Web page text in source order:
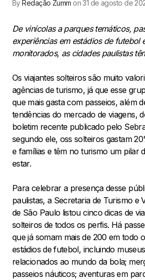
ByRedação Zumm on 31 de agosto de
De vinícolas a parques temáticos,
experiências em estádios de futebol
monitorados, as cidades paulistas
Os viajantes solteiros são muito
agências de turismo, já que esse
que mais gasta com passeios, além
tendências do mercado de viagens,
boletim recente publicado pelo
segundo ele, oss solteiros gastam
e famílias e têm no turismo um pilar
estar.
Para celebrar a presença desse
paulistas, a Secretaria de Turismo e
de São Paulo listou cinco dicas de
solteiros de todos os perfis. Há
que já somam mais de 200 em todo
estádios de futebol, incluindo
relacionados ao mundo da bola;
passeios náuticos; aventuras em